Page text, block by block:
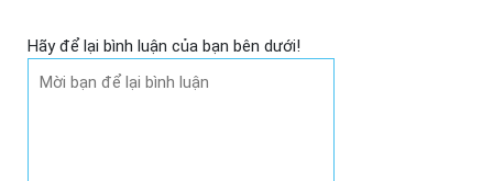
Hãy để lại bình luận của bạn bên dưới!